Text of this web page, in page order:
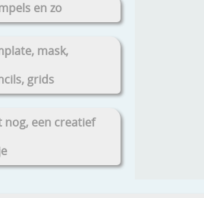
en zo
mask,
grids
nog, een creatief